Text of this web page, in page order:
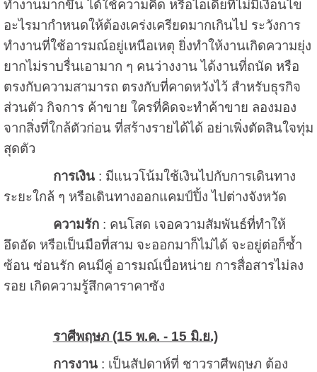
ทำงานมากขึ้น ได้ใช้ความคิด หรือไอเดียที่ไม่มีเงื่อนไข
อะไรมากำหนดให้ต้องเคร่งเครียดมากเกินไป ระวังการ
ทำงานที่ใช้อารมณ์อยู่เหนือเหตุ ยิ่งทำให้งานเกิดความยุ่ง
ยากไม่ราบรื่นเอามาก ๆ คนว่างงาน ได้งานที่ถนัด หรือ
ตรงกับความสามารถ ตรงกับที่คาดหวังไว้ สำหรับธุรกิจ
ส่วนตัว กิจการ ค้าขาย ใครที่คิดจะทำค้าขาย ลองมอง
จากสิ่งที่ใกล้ตัวก่อน ที่สร้างรายได้ได้ อย่าเพิ่งตัดสินใจทุ่ม
สุดตัว
การเงิน: มีแนวโน้มใช้เงินไปกับการเดินทาง
ระยะใกล้ ๆ หรือเดินทางออกแคมป์ปิ้ง ไปต่างจังหวัด
ความรัก: คนโสด เจอความสัมพันธ์ที่ทำให้
อึดอัด หรือเป็นมือที่สาม จะออกมาก็ไม่ได้ จะอยู่ต่อก็ซ้ำ
ซ้อน ซ่อนรัก คนมีคู่ อารมณ์เบื่อหน่าย การสื่อสารไม่ลง
รอย เกิดความรู้สึกคาราคาซัง
ราศีพฤษภ (15 พ.ค. - 15 มิ.ย.)
การงาน: เป็นสัปดาห์ที่ ชาวราศีพฤษภ ต้อง